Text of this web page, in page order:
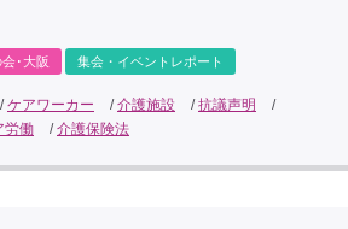
･大阪 集会・イベントレポート
/ケアワーカー /介護施設 /抗議声明
/
労働 /介護保険法